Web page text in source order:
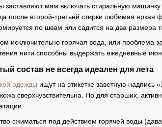
заставляют мам включать стиральную машинку
после второй-третьей стирки любимая яркая
по швам или садится на два размера
исключительно горячая вода, или проблема
нити способны выдержать ежедневные
состав не всегда идеален для лета
одежды ищут на этикетке заветную
сверхчувствительна. Но для старших,
сжиматься под действием горячей воды